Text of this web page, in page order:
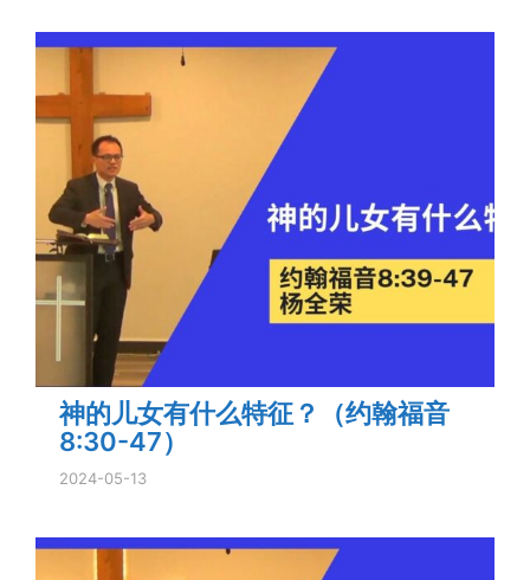
神的儿女有什么特征？（约翰福音
8:30-47）
2024-05-13